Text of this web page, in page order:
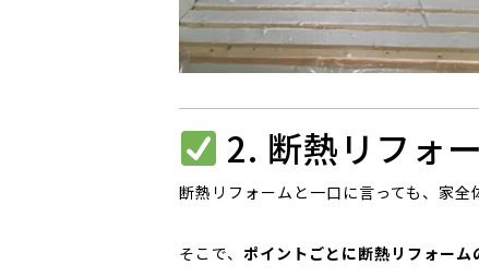
2. 断熱リフォ
断熱リフォームと一口に言っても、家
そこで、 ポイントごとに断熱リフォーム